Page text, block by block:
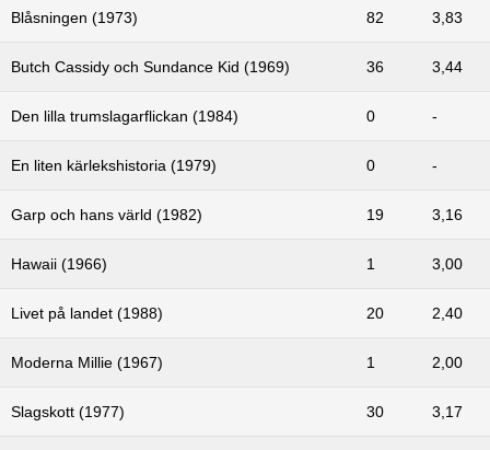
Blåsningen (1973) 82 3,83
Butch Cassidy och Sundance Kid (1969) 36 3,44
Den lilla trumslagarflickan (1984) 0 -
En liten kärlekshistoria (1979) 0 -
Garp och hans värld (1982) 19 3,16
Hawaii (1966) 1 3,00
Livet på landet (1988) 20 2,40
Moderna Millie (1967) 1 2,00
Slagskott (1977) 30 3,17